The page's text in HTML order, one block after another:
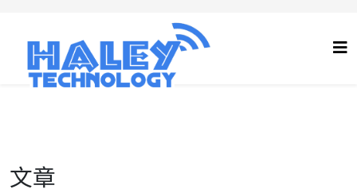
文章